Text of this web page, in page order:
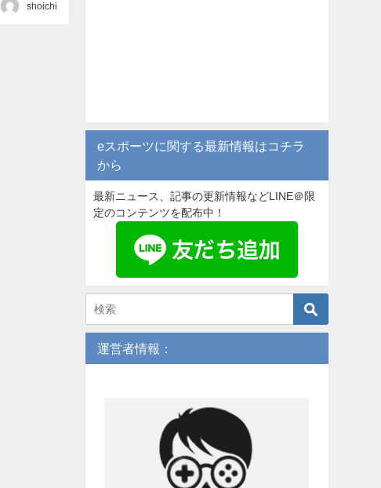
shoichi
eスポーツに関する最新情報はコチラ
から
最新ニュース、記事の更新情報などLINE＠限
定のコンテンツを配布中！
運営者情報：